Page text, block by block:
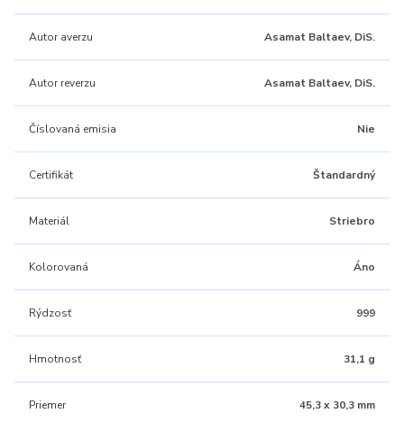
Autor averzu Asamat Baltaev, DiS.
Autor reverzu Asamat Baltaev, DiS.
Číslovaná emisia Nie
Certifikát Štandardný
Materiál Striebro
Kolorovaná Áno
Rýdzosť 999
Hmotnosť 31,1 g
Priemer 45,3 x 30,3 mm